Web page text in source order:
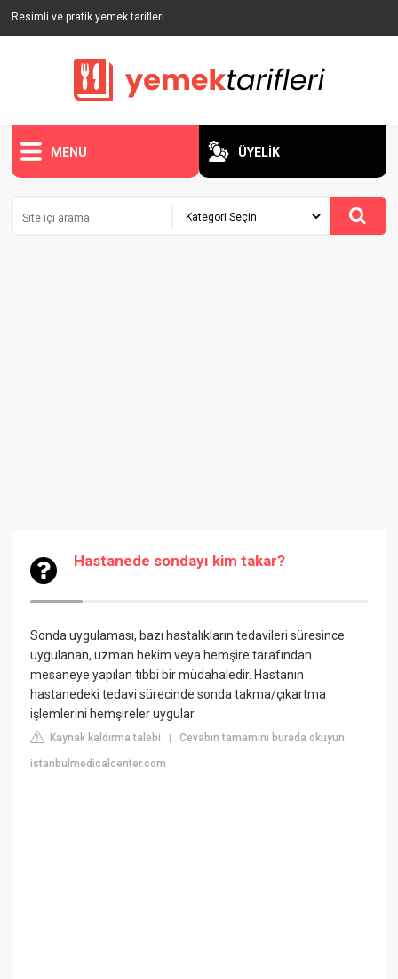
Resimli ve pratik yemek tarifleri
MENU ÜYELİK
Hastanede sondayı kim takar?
Sonda uygulaması, bazı hastalıkların tedavileri süresince
uygulanan, uzman hekim veya hemşire tarafından
mesaneye yapılan tıbbi bir müdahaledir. Hastanın
hastanedeki tedavi sürecinde sonda takma/çıkartma
işlemlerini hemşireler uygular.
Kaynak kaldırma talebi |Cevabın tamamını burada okuyun:
istanbulmedicalcenter.com